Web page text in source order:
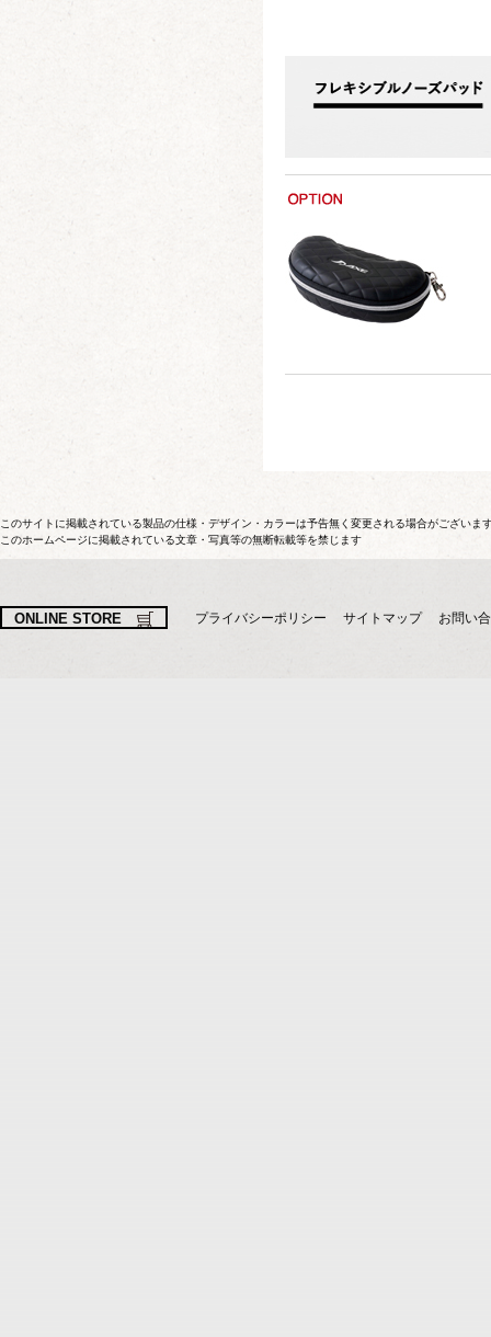
このサイトに掲載されている製品の仕様・デザイン・カラーは予告無く変更される場合がござい
このホームページに掲載されている文章・写真等の無断転載等を禁じます
ONLINE STORE プライバシーポリシー サイトマップ お問い